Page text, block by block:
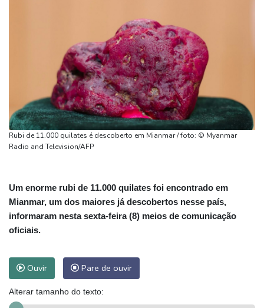
Rubi de 11.000 quilates é descoberto em Mianmar / foto: © Myanmar
Radio and Television/AFP
Um enorme rubi de 11.000 quilates foi encontrado em
Mianmar, um dos maiores já descobertos nesse país,
informaram nesta sexta-feira (8) meios de comunicação
oficiais.
Ouvir Pare de ouvir
Alterar tamanho do texto: